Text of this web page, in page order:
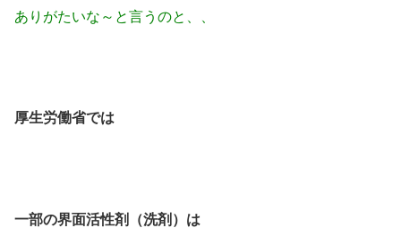
ありがたいな～と言うのと、、
厚生労働省では
一部の界面活性剤（洗剤）は